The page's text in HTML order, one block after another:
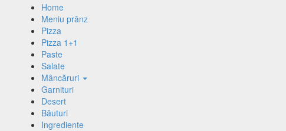
Home
Meniu prânz
Pizza
Pizza 1+1
Paste
Salate
Mâncăruri
Garnituri
Desert
Băuturi
Ingrediente